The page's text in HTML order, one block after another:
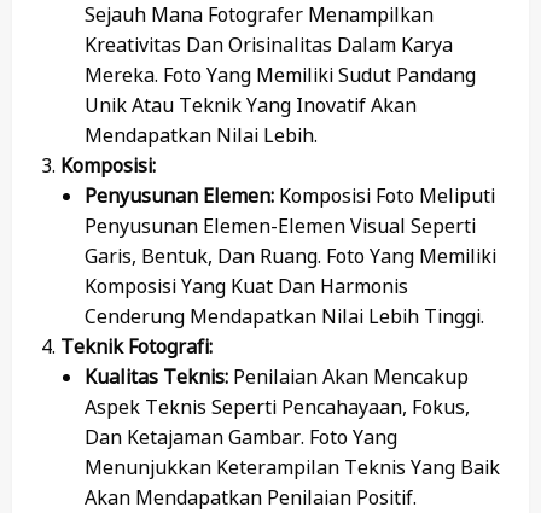
Sejauh Mana Fotografer Menampilkan
Kreativitas Dan Orisinalitas Dalam Karya
Mereka. Foto Yang Memiliki Sudut Pandang
Unik Atau Teknik Yang Inovatif Akan
Mendapatkan Nilai Lebih.
Komposisi:
Penyusunan Elemen: Komposisi Foto Meliputi
Penyusunan Elemen-Elemen Visual Seperti
Garis, Bentuk, Dan Ruang. Foto Yang Memiliki
Komposisi Yang Kuat Dan Harmonis
Cenderung Mendapatkan Nilai Lebih Tinggi.
Teknik Fotografi:
Kualitas Teknis: Penilaian Akan Mencakup
Aspek Teknis Seperti Pencahayaan, Fokus,
Dan Ketajaman Gambar. Foto Yang
Menunjukkan Keterampilan Teknis Yang Baik
Akan Mendapatkan Penilaian Positif.